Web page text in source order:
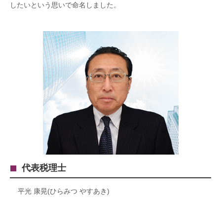
したいという思いで命名しました。
代表税理士
平光 康晃(ひらみつ やすあき)